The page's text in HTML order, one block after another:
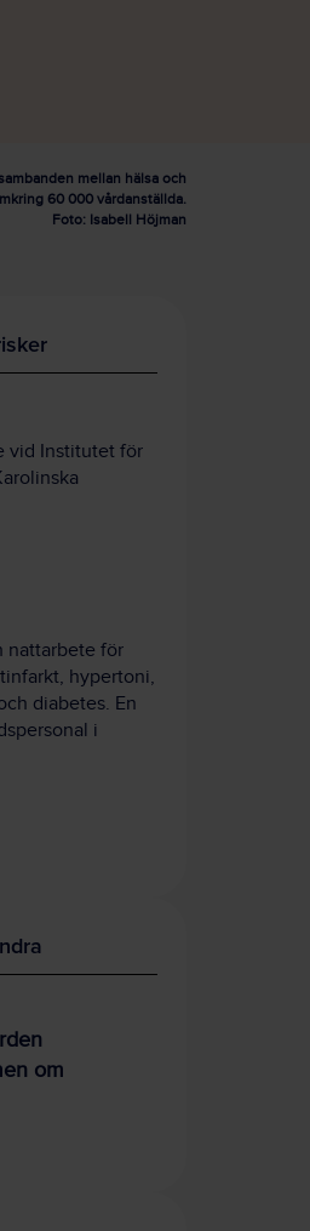
mellan hälsa och
60 000 vårdanställda.
Foto: Isabell Höjman
vid Institutet för
nattarbete för
hypertoni,
diabetes. En
i
om